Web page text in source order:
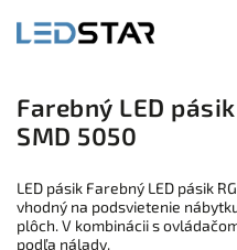
Farebný LED
SMD 5050
LED pásik Farebný LED pásik
vhodný na podsvietenie
plôch. V kombinácii s
podľa nálady.